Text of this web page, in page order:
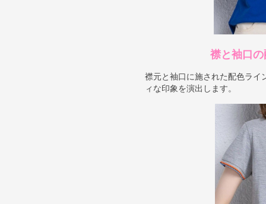
襟と袖口
襟元と袖口に施された配色ライ
ィな印象を演出します。